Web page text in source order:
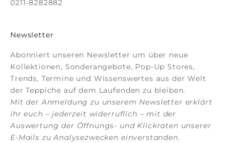
0211-8282882
Newsletter
Abonniert unseren Newsletter um über neue
Kollektionen, Sonderangebote, Pop-Up Stores,
Trends, Termine und Wissenswertes aus der Welt
der Teppiche auf dem Laufenden zu bleiben.
Mit der Anmeldung zu unserem Newsletter erklärt
ihr euch – jederzeit widerruflich – mit der
Auswertung der Öffnungs- und Klickraten unserer
E-Mails zu Analysezwecken einverstanden.